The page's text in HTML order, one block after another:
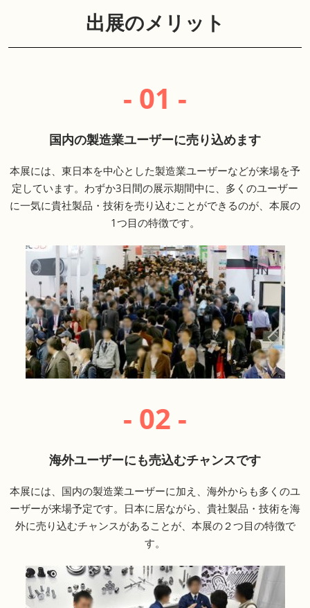
出展のメリット
- 01 -
国内の製造業ユーザーに売り込めます
本展には、東日本を中心とした製造業ユーザーなどが来場を予
定しています。わずか3日間の展示期間中に、多くのユーザー
に一気に貴社製品・技術を売り込むことができるのが、本展の
1つ目の特徴です。
- 02 -
海外ユーザーにも売込むチャンスです
本展には、国内の製造業ユーザーに加え、海外からも多くのユ
ーザーが来場予定です。日本に居ながら、貴社製品・技術を海
外に売り込むチャンスがあることが、本展の２つ目の特徴で
す。